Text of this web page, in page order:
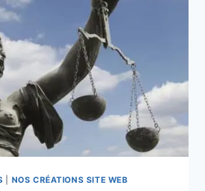
WORLD.LU
NOS CRÉATIONS SITE WEB